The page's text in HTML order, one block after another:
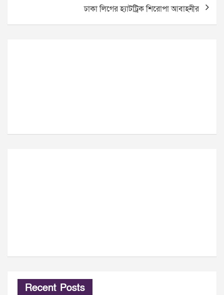
ঢাকা লিগের হ্যাটট্রিক শিরোপা আবাহনীর
Recent Posts